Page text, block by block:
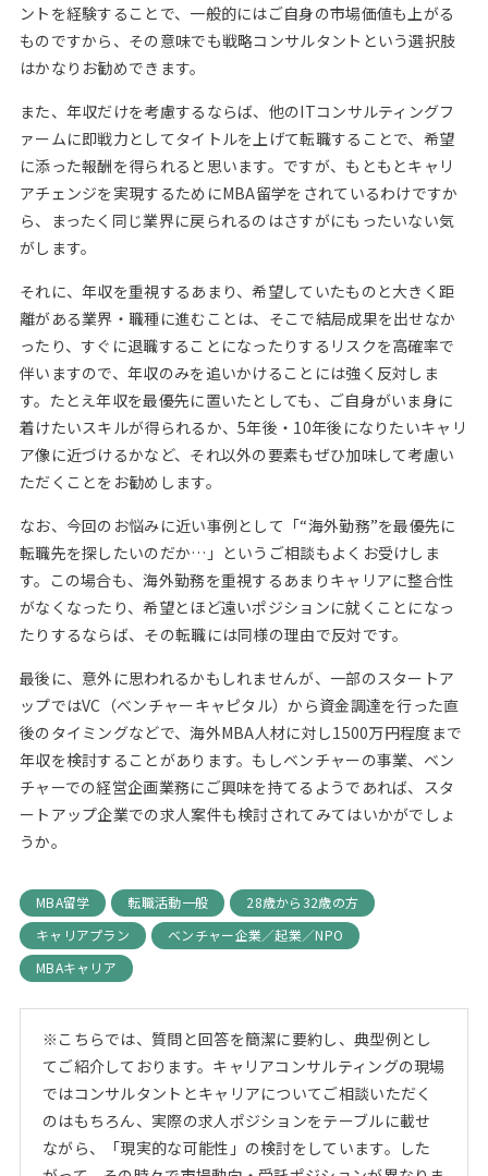
ントを経験することで、一般的にはご自身の市場価値も上がる
ものですから、その意味でも戦略コンサルタントという選択肢
はかなりお勧めできます。
また、年収だけを考慮するならば、他のITコンサルティングフ
ァームに即戦力としてタイトルを上げて転職することで、希望
に添った報酬を得られると思います。ですが、もともとキャリ
アチェンジを実現するためにMBA留学をされているわけですか
ら、まったく同じ業界に戻られるのはさすがにもったいない気
がします。
それに、年収を重視するあまり、希望していたものと大きく距
離がある業界・職種に進むことは、そこで結局成果を出せなか
ったり、すぐに退職することになったりするリスクを高確率で
伴いますので、年収のみを追いかけることには強く反対しま
す。たとえ年収を最優先に置いたとしても、ご自身がいま身に
着けたいスキルが得られるか、5年後・10年後になりたいキャリ
ア像に近づけるかなど、それ以外の要素もぜひ加味して考慮い
ただくことをお勧めします。
なお、今回のお悩みに近い事例として「“海外勤務”を最優先に
転職先を探したいのだか…」というご相談もよくお受けしま
す。この場合も、海外勤務を重視するあまりキャリアに整合性
がなくなったり、希望とほど遠いポジションに就くことになっ
たりするならば、その転職には同様の理由で反対です。
最後に、意外に思われるかもしれませんが、一部のスタートア
ップではVC（ベンチャーキャピタル）から資金調達を行った直
後のタイミングなどで、海外MBA人材に対し1500万円程度まで
年収を検討することがあります。もしベンチャーの事業、ベン
チャーでの経営企画業務にご興味を持てるようであれば、スタ
ートアップ企業での求人案件も検討されてみてはいかがでしょ
うか。
MBA留学 転職活動一般
28歳から32歳の方
キャリアプラン
ベンチャー企業／起業／NPO
MBAキャリア
※こちらでは、質問と回答を簡潔に要約し、典型例とし
てご紹介しております。キャリアコンサルティングの現場
ではコンサルタントとキャリアについてご相談いただく
のはもちろん、実際の求人ポジションをテーブルに載せ
ながら、「現実的な可能性」の検討をしています。した